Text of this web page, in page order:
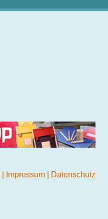
Impressum Datenschutz